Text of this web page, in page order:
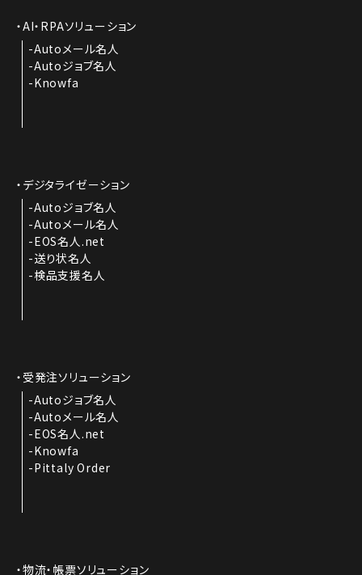
AI・RPAソリューション
Autoメール名人
Autoジョブ名人
Knowfa
デジタライゼーション
Autoジョブ名人
Autoメール名人
EOS名人.net
送り状名人
検品支援名人
受発注ソリューション
Autoジョブ名人
Autoメール名人
EOS名人.net
Knowfa
Pittaly Order
物流・帳票ソリューション